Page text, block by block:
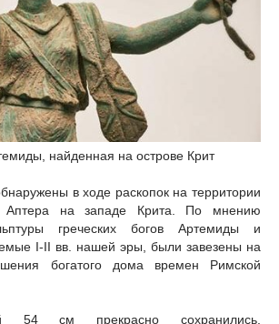
найденная на острове Крит
в ходе раскопок на территории
Аптера на западе Крита. По мнению
греческих богов Артемиды и
I-II вв. нашей эры, были завезены на
богатого дома времен Римской
54 см прекрасно сохранились.